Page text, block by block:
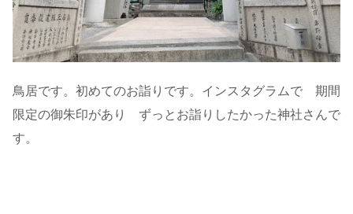
鳥居です。初めてのお詣りです。インスタグラムで 期間
限定の御朱印があり ずっとお詣りしたかった神社さんで
す。